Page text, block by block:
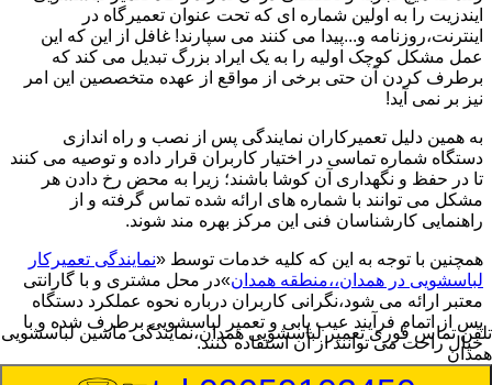
ایندزیت را به اولین شماره ای که تحت عنوان تعمیرگاه در
اینترنت،روزنامه و...پیدا می کنند می سپارند! غافل از این که این
عمل مشکل کوچک اولیه را به یک ایراد بزرگ تبدیل می کند که
برطرف کردن آن حتی برخی از مواقع از عهده متخصصین این امر
نیز بر نمی آید!
به همین دلیل تعمیرکاران نمایندگی پس از نصب و راه اندازی
دستگاه شماره تماسی در اختیار کاربران قرار داده و توصیه می کنند
تا در حفظ و نگهداری آن کوشا باشند؛ زیرا به محض رخ دادن هر
مشکل می توانند با شماره های ارائه شده تماس گرفته و از
راهنمایی کارشناسان فنی این مرکز بهره مند شوند.
همچنین با توجه به این که کلیه خدمات توسط «نمایندگی تعمیرکار
لباسشویی در همدان،،منطقه همدان»در محل مشتری و با گارانتی
معتبر ارائه می شود،نگرانی کاربران درباره نحوه عملکرد دستگاه
پس از اتمام فرآیند عیب یابی و تعمیر لباسشویی برطرف شده و با
خیال راحت می توانند از آن استفاده کنند.
تلفن تماس فوریتعمیر لباسشویی همدان،نمایندگی ماشین لباسشویی
همدان